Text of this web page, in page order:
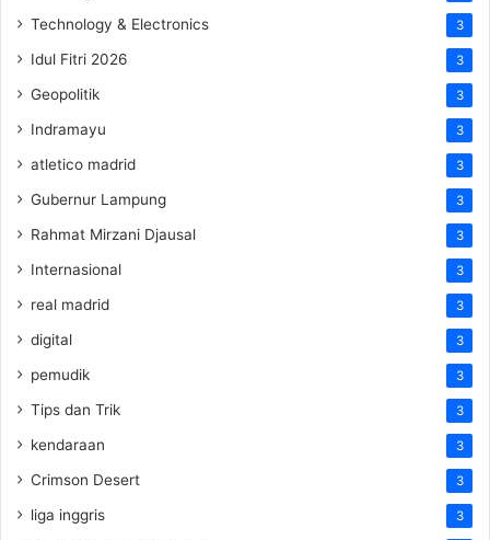
Technology & Electronics 3
Idul Fitri 2026 3
Geopolitik 3
Indramayu 3
atletico madrid 3
Gubernur Lampung 3
Rahmat Mirzani Djausal 3
Internasional 3
real madrid 3
digital 3
pemudik 3
Tips dan Trik 3
kendaraan 3
Crimson Desert 3
liga inggris 3